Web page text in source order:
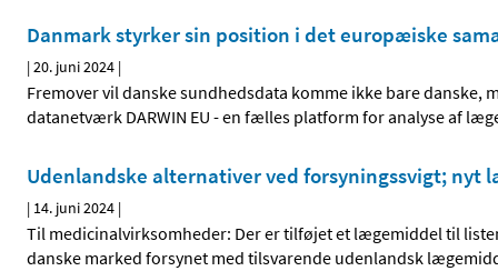
Danmark styrker sin position i det europæiske
|20. juni 2024 |
Fremover vil danske sundhedsdata komme ikke bare
datanetværk DARWIN EU - en fælles platform for analyse af
Udenlandske alternativer ved forsyningssvigt;
| 14. juni 2024 |
Til medicinalvirksomheder: Der er tilføjet et lægemiddel til
danske marked forsynet med tilsvarende udenlandsk